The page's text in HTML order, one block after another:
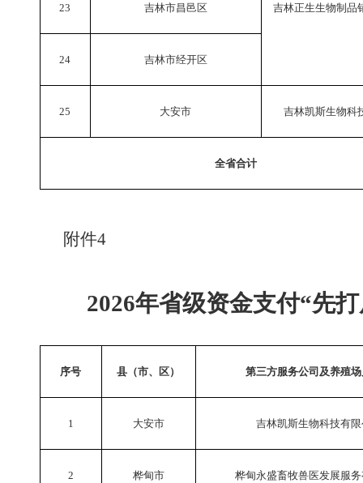
吉林正生生物制品
23 吉林市昌邑区
24 吉林市经开区
25 大安市 吉林凯斯生物科
全省合计
附件4
2026年省级资金支付“先
序号 县（市、区） 第三方服务公司及养殖
1 大安市 吉林凯斯生物科技有
2 桦甸市 桦甸永盛畜牧兽医发展服